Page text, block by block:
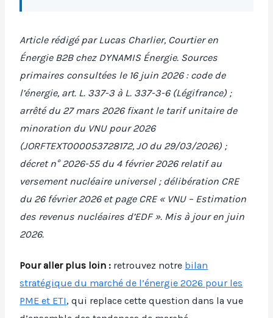
Article rédigé par Lucas Charlier, Courtier en
Énergie B2B chez DYNAMIS Énergie. Sources
primaires consultées le 16 juin 2026 : code de
l’énergie, art. L. 337-3 à L. 337-3-6 (Légifrance) ;
arrêté du 27 mars 2026 fixant le tarif unitaire de
minoration du VNU pour 2026
(JORFTEXT000053728172, JO du 29/03/2026) ;
décret n° 2026-55 du 4 février 2026 relatif au
versement nucléaire universel ; délibération CRE
du 26 février 2026 et page CRE « VNU – Estimation
des revenus nucléaires d’EDF ». Mis à jour en juin
2026.
Pour aller plus loin : retrouvez notre bilan
stratégique du marché de l’énergie 2026 pour les
PME et ETI, qui replace cette question dans la vue